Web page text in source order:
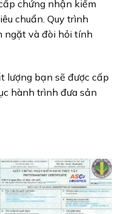
chứng nhận kiểm
chuẩn. Quy trình
ngặt và đòi hỏi tính
lượng bạn sẽ được cấp
hành trình đưa sản